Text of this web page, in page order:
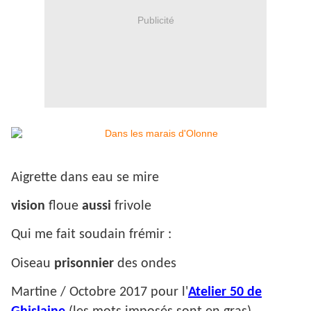
Publicité
Aigrette dans eau se mire
vision floue aussi frivole
Qui me fait soudain frémir :
Oiseau prisonnier des ondes
Martine / Octobre 2017 pour l'Atelier 50 de